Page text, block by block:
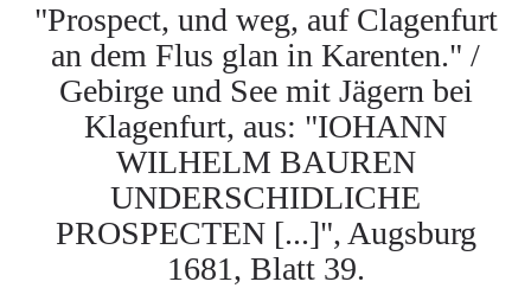
"Prospect, und weg, auf Clagenfurt
an dem Flus glan in Karenten." /
Gebirge und See mit Jägern bei
Klagenfurt, aus: "IOHANN
WILHELM BAUREN
UNDERSCHIDLICHE
PROSPECTEN [...]", Augsburg
1681, Blatt 39.